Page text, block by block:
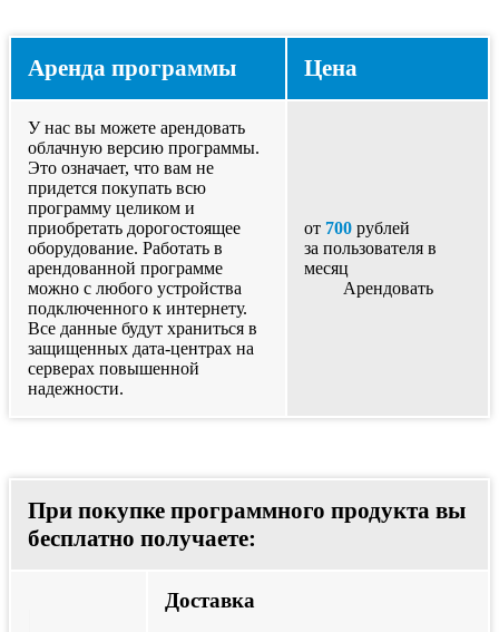
Аренда программы Цена
У нас вы можете арендовать
облачную версию программы.
Это означает, что вам не
придется покупать всю
программу целиком и
приобретать дорогостоящее
оборудование. Работать в
арендованной программе
можно с любого устройства
подключенного к интернету.
Все данные будут храниться в
защищенных дата-центрах на
серверах повышенной
надежности.
от 700 рублей
за пользователя в
месяц
Арендовать
При покупке программного продукта вы
бесплатно получаете:
Доставка